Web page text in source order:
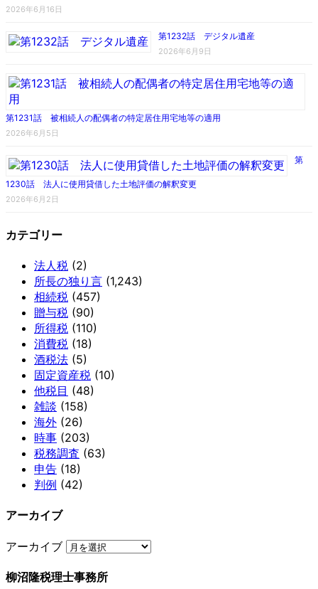
2026年6月16日
第1232話 デジタル遺産
2026年6月9日
第1231話 被相続人の配偶者の特定居住用宅地等の適用
2026年6月5日
第
1230話 法人に使用貸借した土地評価の解釈変更
2026年6月2日
カテゴリー
法人税 (2)
所長の独り言 (1,243)
相続税 (457)
贈与税 (90)
所得税 (110)
消費税 (18)
酒税法 (5)
固定資産税 (10)
他税目 (48)
雑談 (158)
海外 (26)
時事 (203)
税務調査 (63)
申告 (18)
判例 (42)
アーカイブ
アーカイブ
柳沼隆税理士事務所